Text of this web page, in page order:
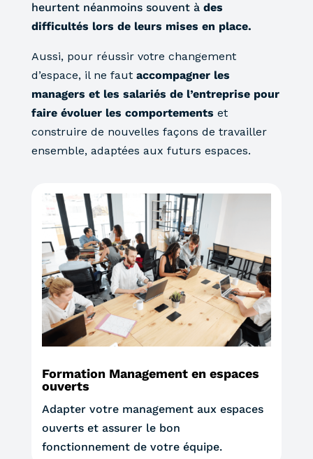
heurtent néanmoins souvent àdes
difficultés lors de leurs mises en place.
Aussi, pour réussir votre changement
d’espace, il ne faut accompagner les
managers et les salariés de l’entreprise pour
faire évoluer les comportements et
construire de nouvelles façons de travailler
ensemble, adaptées aux futurs espaces.
Formation Management en espaces
ouverts
Adapter votre management aux espaces
ouverts et assurer le bon
fonctionnement de votre équipe.